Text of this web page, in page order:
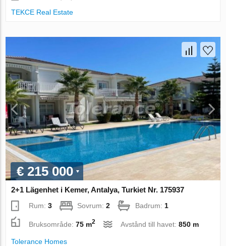
TEKCE Real Estate
€ 215 000
2+1 Lägenhet i Kemer, Antalya, Turkiet Nr. 175937
Rum:3 Sovrum:2 Badrum: 1
Bruksområde:75 m2 Avstånd till havet:850 m
Tolerance Homes